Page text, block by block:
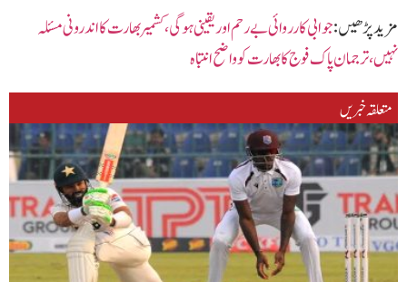
مزید پڑھیں :جوابی کارروائی بے رحم اور یقینی ہو گی،کشمیر بھارت کا اندرونی مسئلہ
نہیں،ترجمان پاک فوج کا بھارت کو واضح انتباہ
متعلقہ خبریں